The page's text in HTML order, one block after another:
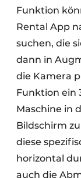
Funktion
Rental App
suchen, die
dann in
die Kamera
Funktion ein
Maschine in
Bildschirm
diese
horizontal
auch die